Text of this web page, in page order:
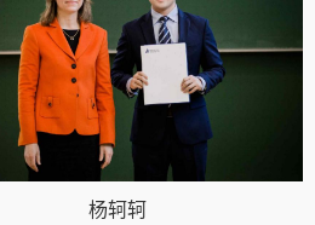
杨轲轲